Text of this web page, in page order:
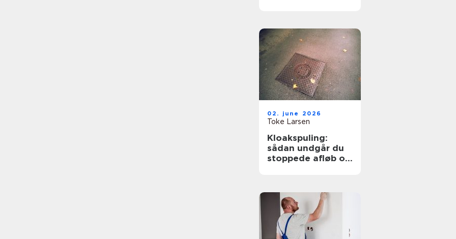
02. june 2026
Toke Larsen
Kloakspuling:
sådan undgår du
stoppede afløb og